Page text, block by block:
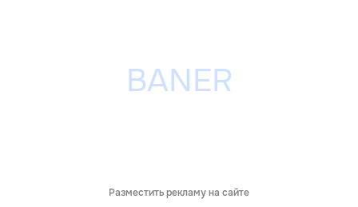
Разместить рекламу на сайте